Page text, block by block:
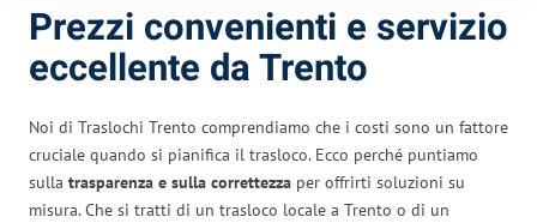
Prezzi convenienti e servizio
eccellente da Trento
Noi di Traslochi Trento comprendiamo che i costi sono un fattore
cruciale quando si pianifica il trasloco. Ecco perché puntiamo
sulla trasparenza e sulla correttezza per offrirti soluzioni su
misura. Che si tratti di un trasloco locale a Trento o di un